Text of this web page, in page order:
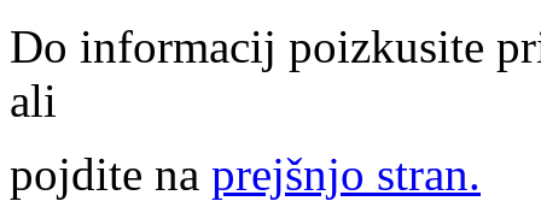
Do informacij poizkusite
ali
pojdite na prejšnjo stran.